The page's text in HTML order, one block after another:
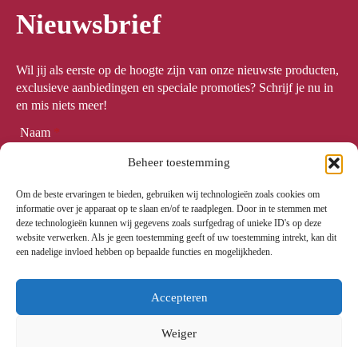
Beheer toestemming
Om de beste ervaringen te bieden, gebruiken wij technologieën zoals cookies om
informatie over je apparaat op te slaan en/of te raadplegen. Door in te stemmen met
deze technologieën kunnen wij gegevens zoals surfgedrag of unieke ID's op deze
website verwerken. Als je geen toestemming geeft of uw toestemming intrekt, kan dit
een nadelige invloed hebben op bepaalde functies en mogelijkheden.
Accepteren
Weiger
Nieuwsbrief
Wil jij als eerste op de hoogte zijn van onze nieuwste producten,
exclusieve aanbiedingen en speciale promoties? Schrijf je nu in
en mis niets meer!
Naam *
Email *
Meld me aan